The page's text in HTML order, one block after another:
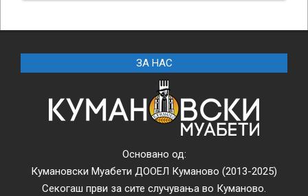
ЗА НАС
Основано од:
Кумановски Муабети ДООЕЛ Куманово (2013-2025)
Секогаш први за сите случувања во Куманово.